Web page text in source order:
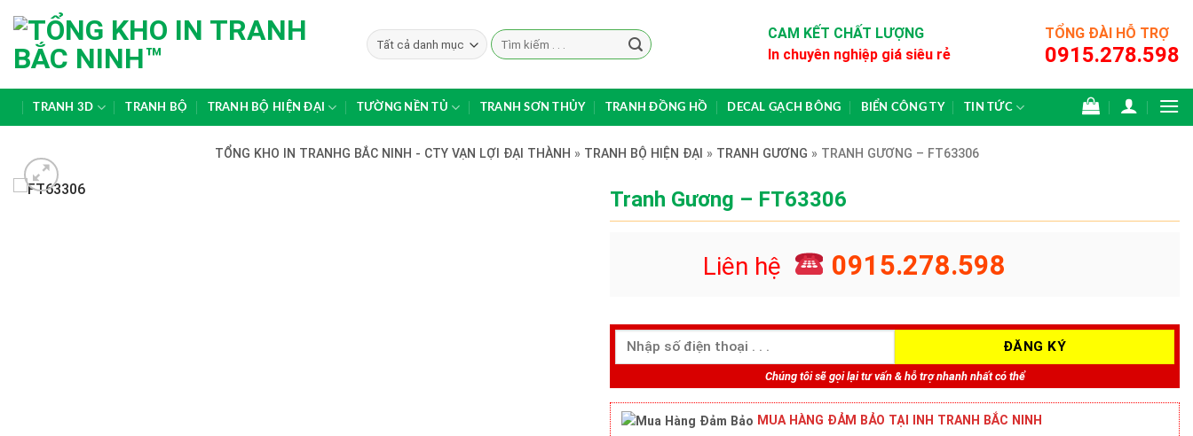
to
content
Search
for:
CAM KẾT CHẤT LƯỢNG
In chuyên nghiệp giá siêu rẻ
TỔNG ĐÀI HỖ TRỢ
0915.278.598
TRANH 3D TRANH BỘ TRANH BỘ HIỆN ĐẠI TƯỜNG NỀN TỦ TRANH SƠN THỦY TRANH ĐỒNG HỒ DECAL GẠCH BÔNG BIỂN CÔNG TY TIN TỨC
TỔNG KHO IN TRANHG BẮC NINH - CTY VẠN LỢI ĐẠI THÀNH » TRANH BỘ HIỆN ĐẠI » TRANH GƯƠNG » TRANH GƯƠNG – FT63306
Tranh Gương – FT63306
Liên hệ 0915.278.598
Chúng tôi sẽ gọi lại tư vấn & hỗ trợ nhanh nhất có thể
MUA HÀNG ĐẢM BẢO TẠI INH TRANH BẮC NINH